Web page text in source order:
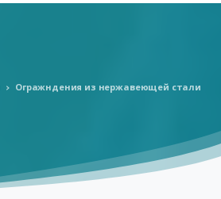
Огражндения из нержавеющей стали